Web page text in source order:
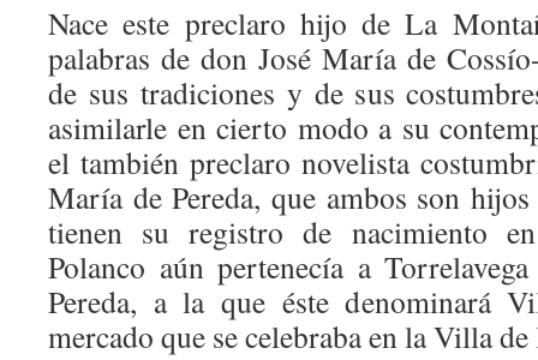
Nace este preclaro hijo de La
palabras de don José María de
de sus tradiciones y de sus
asimilarle en cierto modo a su
el también preclaro novelista
María de Pereda, que ambos son
tienen su registro de nacimiento
Polanco aún pertenecía a
Pereda, a la que éste denominará
mercado que se celebraba en la Villa de